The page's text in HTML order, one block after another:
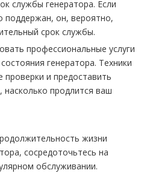
службы генератора. Если
поддержан, он, вероятно,
срок службы.
профессиональные услуги
генератора. Техники
и предоставить
продлится ваш
жизни
сосредоточьтесь на
обслуживании.